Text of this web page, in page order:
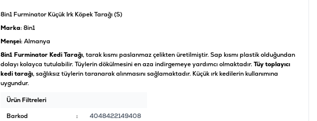
8in1 Furminator Küçük Irk Köpek Tarağı (S)
Marka: 8in1
Menşei: Almanya
8in1 Furminator Kedi Tarağı, tarak kısmı paslanmaz çelikten üretilmiştir. Sap kısmı plastik olduğundan
dolayı kolayca tutulabilir. Tüylerin dökülmesini en aza indirgemeye yardımcı olmaktadır.Tüy toplayıcı
kedi tarağı, sağlıksız tüylerin taranarak alınmasını sağlamaktadır. Küçük ırk kedilerin kullanımına
uygundur.
Ürün Filtreleri
Barkod
:
4048422149408